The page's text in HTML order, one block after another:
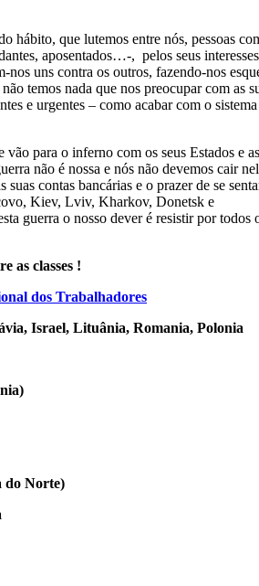
hábito, que lutemos entre nós, pessoas
aposentados…-, pelos seus
uns contra os outros, fazendo-nos
temos nada que nos preocupar com as
e urgentes – como acabar com o
para o inferno com os seus Estados e
não é nossa e nós não devemos cair
contas bancárias e o prazer de se
Kiev, Lviv, Kharkov, Donetsk e
guerra o nosso dever é resistir por todos
as classes !
dos Trabalhadores
Israel, Lituânia, Romania, Polonia
do Norte)